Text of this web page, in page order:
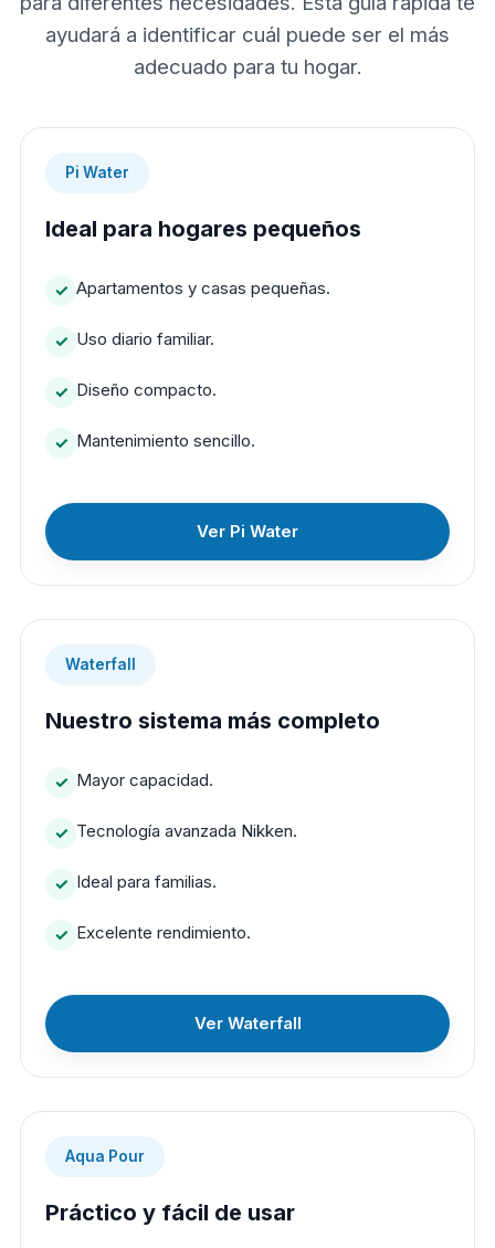
ayudará a identificar cuál puede ser el más
adecuado para tu hogar.
Pi Water
Ideal para hogares pequeños
Apartamentos y casas pequeñas.
Uso diario familiar.
Diseño compacto.
Mantenimiento sencillo.
Ver Pi Water
Waterfall
Nuestro sistema más completo
Mayor capacidad.
Tecnología avanzada Nikken.
Ideal para familias.
Excelente rendimiento.
Ver Waterfall
Aqua Pour
Práctico y fácil de usar